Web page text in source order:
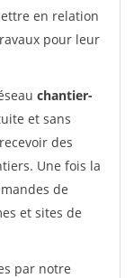
en relation
pour leur
chantier-
et sans
des
Une fois la
de
et sites de
par notre